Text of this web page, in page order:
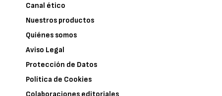
Canal ético
Nuestros productos
Quiénes somos
Aviso Legal
Protección de Datos
Política de Cookies
Colaboraciones editoriales